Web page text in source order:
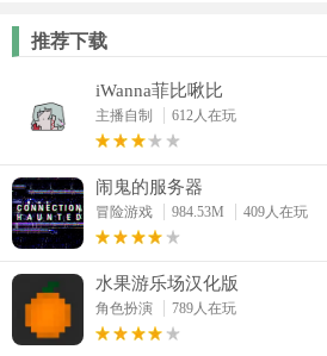
推荐下载
iWanna菲比啾比
主播自制
612人在玩
闹鬼的服务器
冒险游戏 984.53M
409人在玩
水果游乐场汉化版
角色扮演
789人在玩